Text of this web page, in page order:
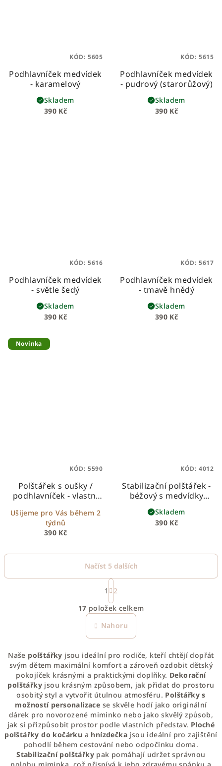
Podhlavníček medvídek
- karamelový
390 Kč
Skladem
KÓD: 5605
Podhlavníček medvídek
- pudrový (starorůžový)
390 Kč
Skladem
KÓD: 5615
Podhlavníček medvídek
- světle šedý
390 Kč
Skladem
KÓD: 5616
Podhlavníček medvídek
- tmavě hnědý
390 Kč
Skladem
KÓD: 5617
Novinka
Polštářek s oušky /
podhlavníček - vlastní
390 Kč
Ušijeme pro Vás během 2
týdnů
KÓD: 5590
Stabilizační polštářek -
béžový s medvídky
andělská křídla – proti
zploštění hlavičky
390 Kč
Skladem
KÓD: 4012
O
v
l
á
a
c
í
p
r
v
k
y
v
ý
Načíst 5 dalších
S
t
r
á
n
k
o
á
n
í
1
2
17 položek celkem
Nahoru
Naše polštářky jsou ideální pro rodiče, kteří chtějí dopřát
svým dětem maximální komfort a zároveň ozdobit dětský
pokojíček krásnými a praktickými doplňky. Dekorační
polštářky jsou krásným způsobem, jak přidat do prostoru
osobitý styl a vytvořit útulnou atmosféru. Polštářky s
možností personalizace se skvěle hodí jako originální
dárek pro novorozené miminko nebo jako skvělý způsob,
jak si přizpůsobit prostor podle vlastních představ. Ploché
polštářky do kočárku a hnízdečka jsou ideální pro zajištění
pohodlí během cestování nebo odpočinku doma.
Stabilizační polštářky pak pomáhají udržet správnou